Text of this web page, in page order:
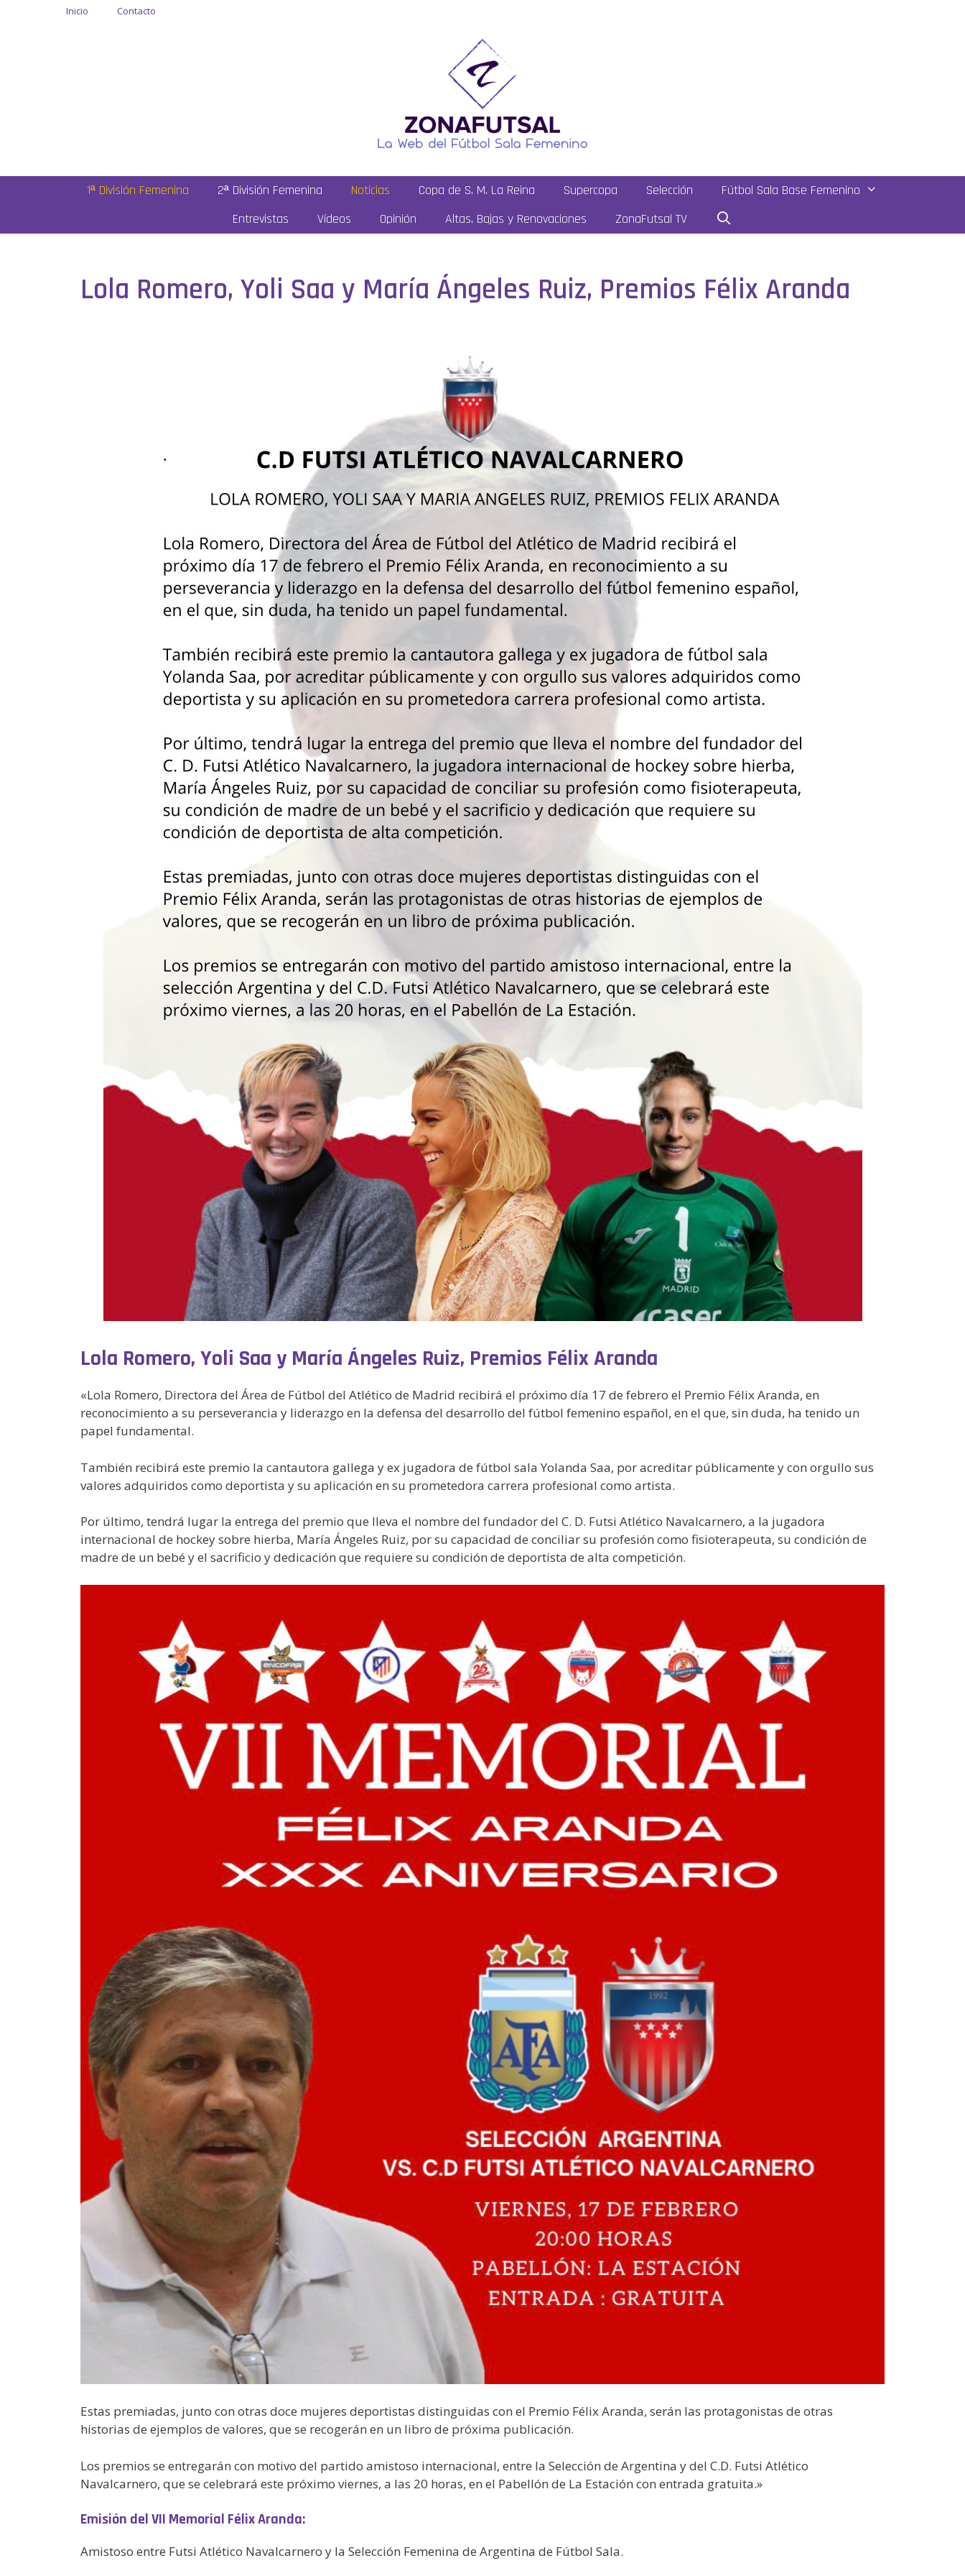
Inicio Contacto
1ª División Femenina 2ª División Femenina Noticias Copa de S. M. La Reina Supercopa Selección
Fútbol Sala Base Femenino
Entrevistas
Vídeos Opinión Altas, Bajas y Renovaciones ZonaFutsal TV
Lola Romero, Yoli Saa y María Ángeles Ruiz, Premios Félix Aranda
Lola Romero, Yoli Saa y María Ángeles Ruiz, Premios Félix Aranda
«Lola Romero, Directora del Área de Fútbol del Atlético de Madrid recibirá el próximo día 17 de febrero el Premio Félix Aranda, en
reconocimiento a su perseverancia y liderazgo en la defensa del desarrollo del fútbol femenino español, en el que, sin duda, ha tenido un
papel fundamental.
También recibirá este premio la cantautora gallega y ex jugadora de fútbol sala Yolanda Saa, por acreditar públicamente y con orgullo sus
valores adquiridos como deportista y su aplicación en su prometedora carrera profesional como artista.
Por último, tendrá lugar la entrega del premio que lleva el nombre del fundador del C. D. Futsi Atlético Navalcarnero, a la jugadora
internacional de hockey sobre hierba, María Ángeles Ruiz, por su capacidad de conciliar su profesión como fisioterapeuta, su condición de
madre de un bebé y el sacrificio y dedicación que requiere su condición de deportista de alta competición.
Estas premiadas, junto con otras doce mujeres deportistas distinguidas con el Premio Félix Aranda, serán las protagonistas de otras
historias de ejemplos de valores, que se recogerán en un libro de próxima publicación.
Los premios se entregarán con motivo del partido amistoso internacional, entre la Selección de Argentina y del C.D. Futsi Atlético
Navalcarnero, que se celebrará este próximo viernes, a las 20 horas, en el Pabellón de La Estación con entrada gratuita.»
Emisión del VII Memorial Félix Aranda:
Amistoso entre Futsi Atlético Navalcarnero y la Selección Femenina de Argentina de Fútbol Sala.